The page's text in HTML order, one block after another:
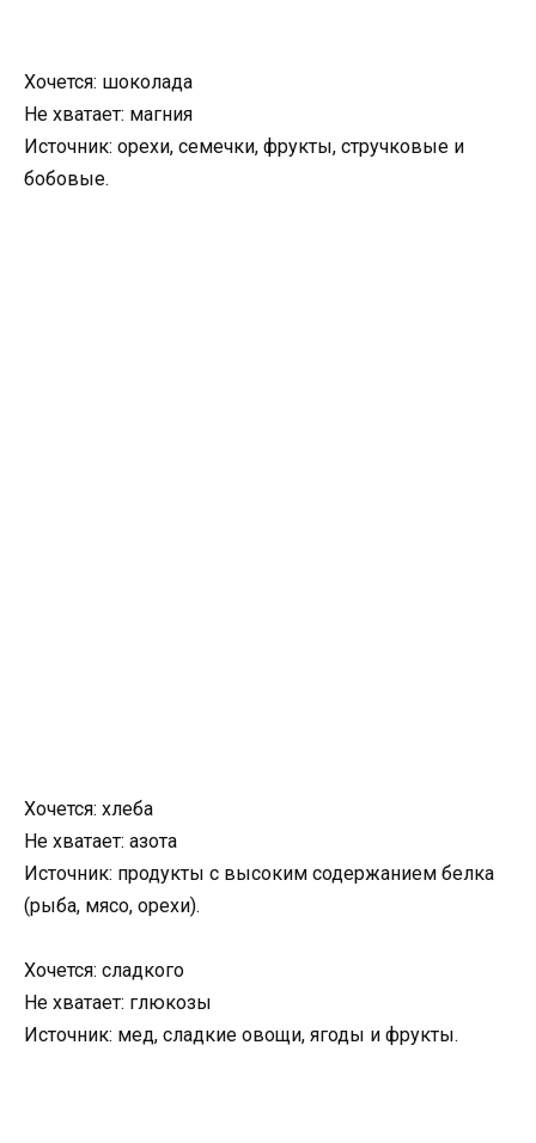
Хочется: шоколада
Не хватает: магния
Источник: орехи, семечки, фрукты, стручковые и
бобовые.
Хочется: хлеба
Не хватает: азота
Источник: продукты с высоким содержанием белка
(рыба, мясо, орехи).
Хочется: сладкого
Не хватает: глюкозы
Источник: мед, сладкие овощи, ягоды и фрукты.